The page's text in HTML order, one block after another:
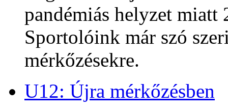
pandémiás helyzet
Sportolóink már szó
mérkőzésekre.
U12: Újra mérkőzésben